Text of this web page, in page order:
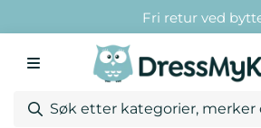
Fri frakt over
Kundeklubb